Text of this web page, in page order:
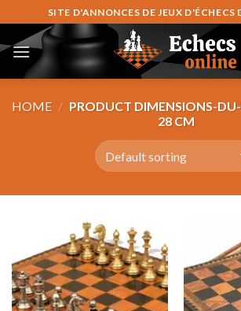
to
content
SITE D'ANNONCES DE JEUX
HOME / PRODUCT DIMENSIONS-
28 CM